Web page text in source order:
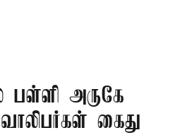
பள்ளி அருகே
கைது